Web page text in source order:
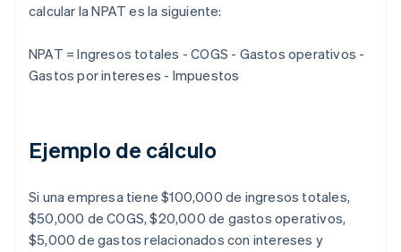
calcular la NPAT es la siguiente:
NPAT = Ingresos totales - COGS - Gastos operativos -
Gastos por intereses - Impuestos
Ejemplo de cálculo
Si una empresa tiene $100,000 de ingresos totales,
$50,000 de COGS, $20,000 de gastos operativos,
$5,000 de gastos relacionados con intereses y